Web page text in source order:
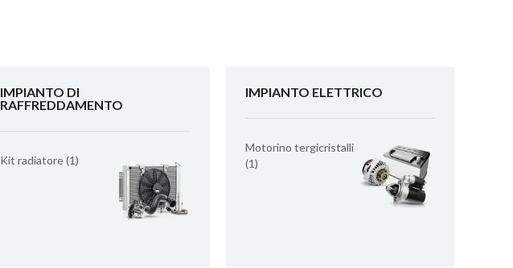
IMPIANTO DI
RAFFREDDAMENTO
Kit radiatore (1)
IMPIANTO ELETTRICO
Motorino tergicristalli
(1)